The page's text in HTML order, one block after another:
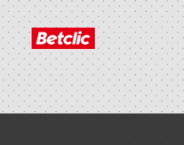
2020/21
A.A. Lisboa
Sociedade
Instrucao Musical
Porto Salvo